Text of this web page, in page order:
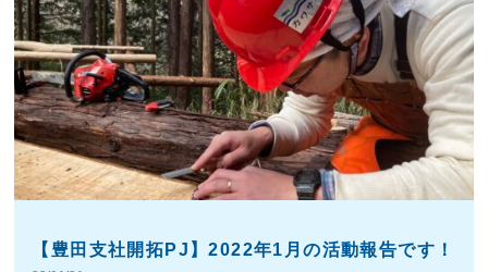
【豊田支社開拓PJ】2022年1月の活動報告です！